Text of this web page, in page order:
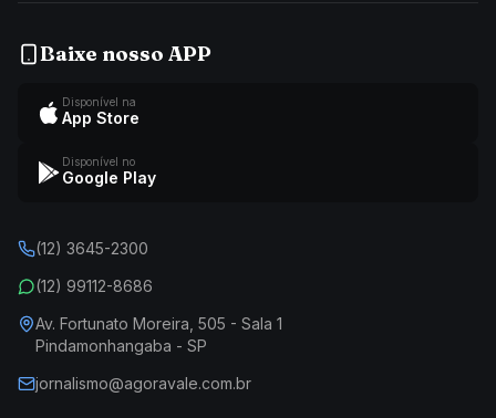
Baixe nosso APP
Disponível na
App Store
Disponível no
Google Play
(12) 3645-2300
(12) 99112-8686
Av. Fortunato Moreira, 505 - Sala 1
Pindamonhangaba - SP
jornalismo@agoravale.com.br